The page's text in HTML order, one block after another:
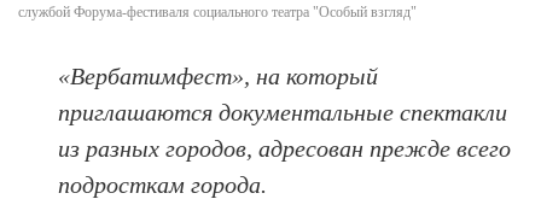
службой Форума-фестиваля социального театра "Особый взгляд"
«Вербатимфест», на который
приглашаются документальные спектакли
из разных городов, адресован прежде всего
подросткам города.